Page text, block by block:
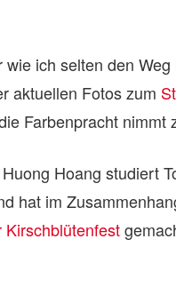
ich selten den
aktuellen Fotos zum
Farbenpracht nimmt
Hoang studiert
hat im
Kirschblütenfest